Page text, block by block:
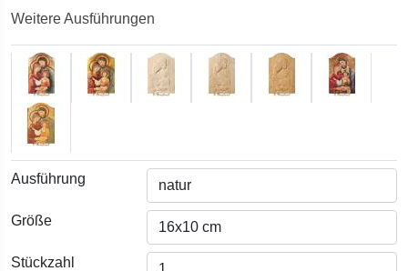
Weitere Ausführungen
Ausführung
Größe
Stückzahl